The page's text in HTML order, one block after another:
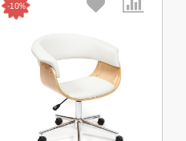
-10%
Выберите количество: